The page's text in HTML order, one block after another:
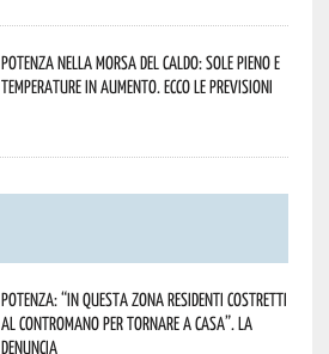
Potenza nella morsa del caldo: sole pieno e
temperature in aumento. Ecco le previsioni
Potenza: “In questa zona residenti costretti
al contromano per tornare a casa”. La
denuncia